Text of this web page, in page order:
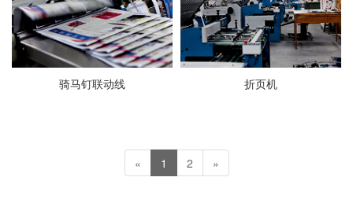
骑马钉联动线 折页机
« 1 2 »